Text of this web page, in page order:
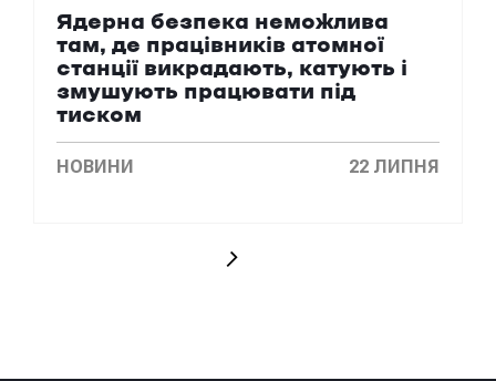
Ядерна безпека неможлива
там, де працівників атомної
станції викрадають, катують і
змушують працювати під
тиском
НОВИНИ 22 ЛИПНЯ